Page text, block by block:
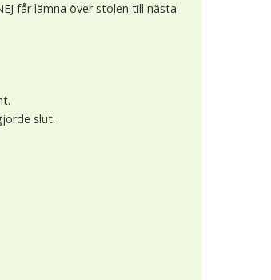
får lämna över stolen till nästa
slut.